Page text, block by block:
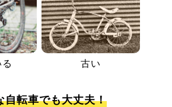
古い
自転車でも大丈夫！